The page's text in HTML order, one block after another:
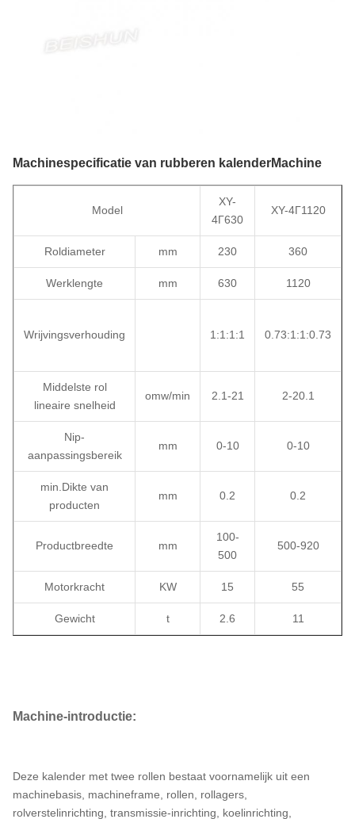
Machinespecificatie van rubberen kalenderMachine
Model
XY-
4Г630
XY-4Г1120
Roldiameter mm 230 360
Werklengte mm 630 1120
Wrijvingsverhouding 1:1:1:1 0.73:1:1:0.73
Middelste rol
lineaire snelheid
omw/min 2.1-21 2-20.1
Nip-
aanpassingsbereik
mm 0-10 0-10
min.Dikte van
producten
mm 0.2 0.2
Productbreedte mm
100-
500
500-920
Motorkracht KW 15 55
Gewicht t 2.6 11
Machine-introductie:
Deze kalender met twee rollen bestaat voornamelijk uit een
machinebasis, machineframe, rollen, rollagers,
rolverstelinrichting, transmissie-inrichting, koelinrichting,